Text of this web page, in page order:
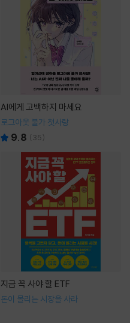
AI에게 고백하지 마세요
로그아웃 불가 첫사랑
9.8 ( 35)
지금 꼭 사야 할 ETF
돈이 몰리는 시장을 사라